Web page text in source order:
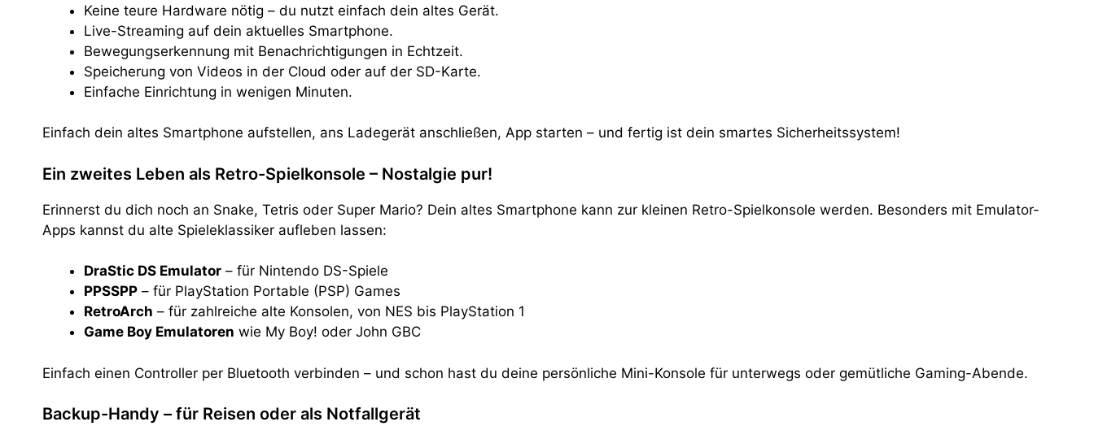
Keine teure Hardware nötig – du nutzt einfach dein altes Gerät.
Live-Streaming auf dein aktuelles Smartphone.
Bewegungserkennung mit Benachrichtigungen in Echtzeit.
Speicherung von Videos in der Cloud oder auf der SD-Karte.
Einfache Einrichtung in wenigen Minuten.
Einfach dein altes Smartphone aufstellen, ans Ladegerät anschließen, App starten – und fertig ist dein smartes Sicherheitssystem!
Ein zweites Leben als Retro-Spielkonsole – Nostalgie pur!
Erinnerst du dich noch an Snake, Tetris oder Super Mario? Dein altes Smartphone kann zur kleinen Retro-Spielkonsole werden. Besonders mit Emulator-
Apps kannst du alte Spieleklassiker aufleben lassen:
DraStic DS Emulator – für Nintendo DS-Spiele
PPSSPP – für PlayStation Portable (PSP) Games
RetroArch – für zahlreiche alte Konsolen, von NES bis PlayStation 1
Game Boy Emulatoren wie My Boy! oder John GBC
Einfach einen Controller per Bluetooth verbinden – und schon hast du deine persönliche Mini-Konsole für unterwegs oder gemütliche Gaming-Abende.
Backup-Handy – für Reisen oder als Notfallgerät